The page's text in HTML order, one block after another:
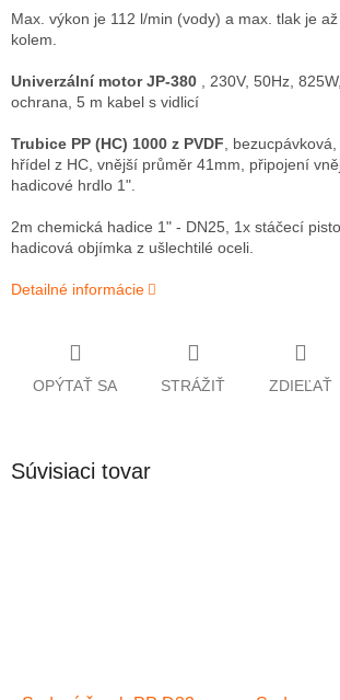
Max. výkon je 112 l/min (vody) a max. tlak je
kolem.
Univerzální motor JP-380 , 230V, 50Hz, 825W,
ochrana, 5 m kabel s vidlicí
Trubice PP (HC) 1000 z PVDF,
hřídel z HC, vnější průměr 41mm, připojení
hadicové hrdlo 1".
2m chemická hadice 1" - DN25, 1x stáčecí
hadicová objímka z ušlechtilé oceli.
Detailné informácie
OPÝTAŤ SA STRÁŽIŤ ZDIEĽAŤ
Súvisiaci tovar